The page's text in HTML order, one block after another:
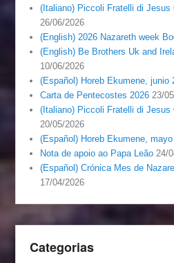
(Italiano) Piccoli Fratelli di Jesus
26/06/2026
(English) 2026 Nazareth week
(English) Be Brothers Uk and
10/06/2026
(Español) Horeb Ekumene, junio
Carta de Pentecostes 2026 23/
(Italiano) Piccoli Fratelli di Jesus
20/05/2026
(Español) Horeb Ekumene,
Nota de apoio ao Papa Leão 24/
(Español) Crónica Mes de
17/04/2026
Categorias